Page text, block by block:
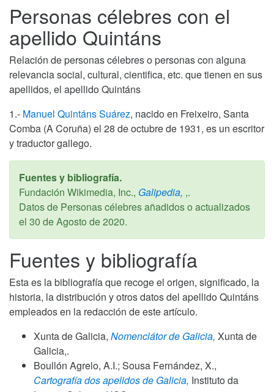
Personas célebres con el
apellido Quintáns
Relación de personas célebres o personas con alguna
relevancia social, cultural, cientifica, etc. que tienen en sus
apellidos, el apellido Quintáns
1.- Manuel Quintáns Suárez, nacido en Freixeiro, Santa
Comba (A Coruña) el 28 de octubre de 1931, es un escritor
y traductor gallego.
Fuentes y bibliografía.
Fundación Wikimedia, Inc., Galipedia, ,.
Datos de Personas célebres añadidos o actualizados
el 30 de Agosto de 2020.
Fuentes y bibliografía
Esta es la bibliografía que recoge el origen, significado, la
historia, la distribución y otros datos del apellido Quintáns
empleados en la redacción de este artículo.
Xunta de Galicia, Nomenclátor de Galicia, Xunta de
Galicia,.
Boullón Agrelo, A.I.; Sousa Fernández, X.,
Cartografía dos apelidos de Galicia, Instituto da